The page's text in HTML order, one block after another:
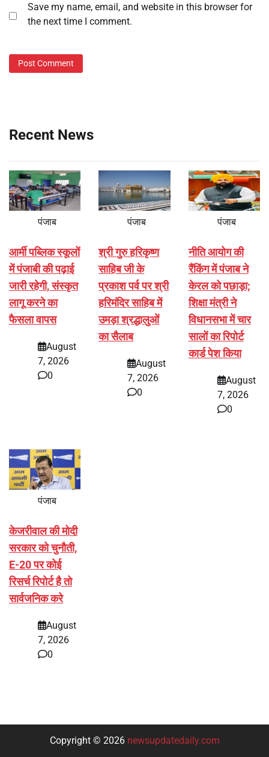
Save my name, email, and website in this browser for
the next time I comment.
Recent News
पंजाब
आर्मी पब्लिक स्कूलों
में पंजाबी की पढ़ाई
जारी रहेगी, संस्कृत
लागू करने का
फैसला वापस
August
7, 2026
0
पंजाब
श्री गुरु हरिकृष्ण
साहिब जी के
प्रकाश पर्व पर श्री
हरिमंदिर साहिब में
उमड़ा श्रद्धालुओं
का सैलाब
August
7, 2026
0
पंजाब
नीति आयोग की
रैंकिंग में पंजाब ने
केरल को पछाड़ा;
शिक्षा मंत्री ने
विधानसभा में चार
सालों का रिपोर्ट
कार्ड पेश किया
August
7, 2026
0
पंजाब
केजरीवाल की मोदी
सरकार को चुनौती,
E-20 पर कोई
रिसर्च रिपोर्ट है तो
सार्वजनिक करे
August
7, 2026
0
Copyright © 2026 newsupdatedaily.com